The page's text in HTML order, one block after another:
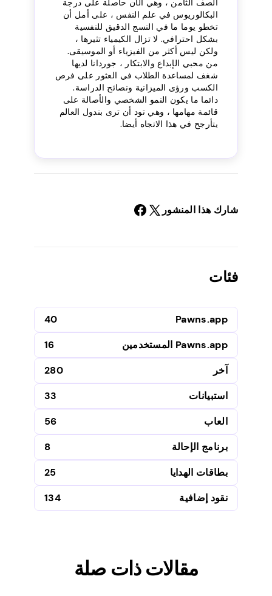
الصف الثامن ، وهي الآن حاصلة على درجة
البكالوريوس في علم النفس ، على أمل أن
تخطو يوما ما في النسج الدقيق للنفسية
بشكل احترافي. لا تزال الكيمياء تثيرها ،
ولكن ليس أكثر من الفيزياء أو الموسيقى.
من محبي الإبداع والابتكار ، جوردانا لديها
شغف لمساعدة الطلاب في العثور على فرص
الكسب ورؤى الميزانية ونصائح الدراسة.
دائما ما يكون النمو الشخصي والأصالة على
قائمة مهامها ، وهي تود أن ترى بندول العالم
يتأرجح في هذا الاتجاه أيضا.
شارك هذا المنشور
فئات
Pawns.app
40
Pawns.app المستخدمين
16
آخر
280
استبيانات
33
العاب
56
برنامج الإحالة
8
بطاقات الهدايا
25
نقود إضافية
134
مقالات ذات صلة